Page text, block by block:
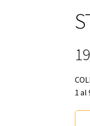
1 al